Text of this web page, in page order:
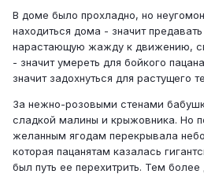
В доме было прохладно, но
находиться дома - значит
нарастающую жажду к движению,
- значит умереть для бойкого
значит задохнуться для растущего
За нежно-розовыми стенами
сладкой малины и крыжовника. Но
желанным ягодам перекрывала
которая пацанятам казалась
был путь ее перехитрить. Тем